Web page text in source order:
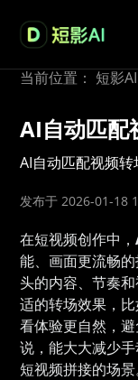
当前位置： 短影AI
AI自动匹配
AI自动匹配视频
发布于 2026-01-18
在短视频创作中，
能、画面更流畅
头的内容、节奏
适的转场效果，
看体验更自然，
说，能大大减少
短视频拼接的场